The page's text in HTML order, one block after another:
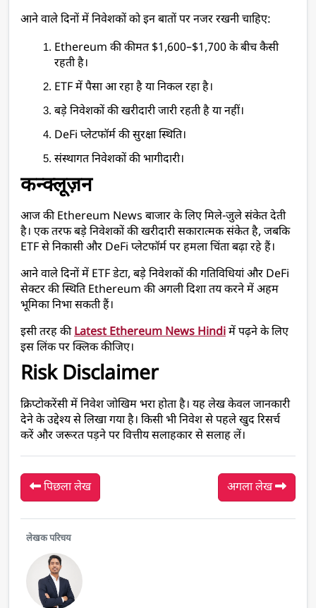
आने वाले दिनों में निवेशकों को इन बातों पर नजर रखनी चाहिए:
Ethereum की कीमत $1,600–$1,700 के बीच कैसी
रहती है।
ETF में पैसा आ रहा है या निकल रहा है।
बड़े निवेशकों की खरीदारी जारी रहती है या नहीं।
DeFi प्लेटफॉर्म की सुरक्षा स्थिति।
संस्थागत निवेशकों की भागीदारी।
कन्क्लूज़न
आज की Ethereum News बाजार के लिए मिले-जुले संकेत देती
है। एक तरफ बड़े निवेशकों की खरीदारी सकारात्मक संकेत है, जबकि
ETF से निकासी और DeFi प्लेटफॉर्म पर हमला चिंता बढ़ा रहे हैं।
आने वाले दिनों में ETF डेटा, बड़े निवेशकों की गतिविधियां और DeFi
सेक्टर की स्थिति Ethereum की अगली दिशा तय करने में अहम
भूमिका निभा सकती हैं।
इसी तरह की Latest Ethereum News Hindi में पढ़ने के लिए
इस लिंक पर क्लिक कीजिए।
Risk Disclaimer
क्रिप्टोकरेंसी में निवेश जोखिम भरा होता है। यह लेख केवल जानकारी
देने के उद्देश्य से लिखा गया है। किसी भी निवेश से पहले खुद रिसर्च
करें और जरूरत पड़ने पर वित्तीय सलाहकार से सलाह लें।
पिछला लेख अगला लेख
लेखक परिचय